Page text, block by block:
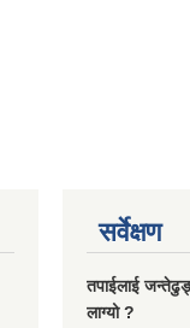
सर्वेक्षण
तपाईलाई
लाग्यो ?